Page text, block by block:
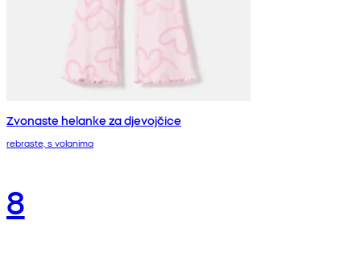
Zvonaste helanke za djevojčice
rebraste, s volanima
8